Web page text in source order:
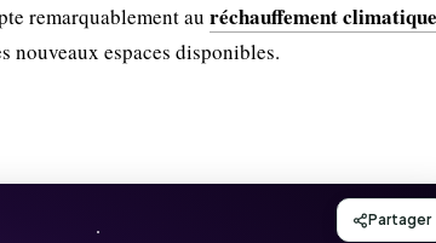
remarquablement au réchauffement climatique
nouveaux espaces disponibles.